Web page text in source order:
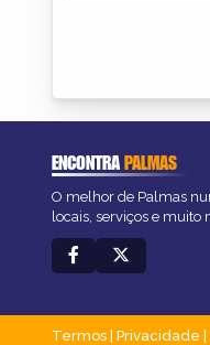
ENCONTRAPALMAS
O melhor de Palmas
locais, serviços e muito
Termos Privacidade